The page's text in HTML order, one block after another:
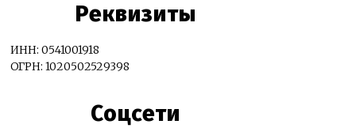
Реквизиты
ИНН: 0541001918
ОГРН: 1020502529398
Соцсети